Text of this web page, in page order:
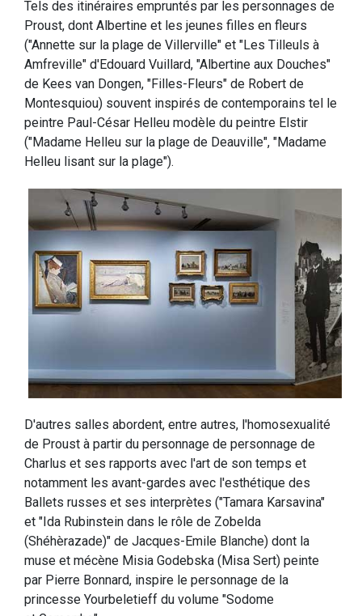
Tels des itinéraires empruntés par les personnages de
Proust, dont Albertine et les jeunes filles en fleurs
("Annette sur la plage de Villerville" et "Les Tilleuls à
Amfreville" d'Edouard Vuillard, "Albertine aux Douches"
de Kees van Dongen, "Filles-Fleurs" de Robert de
Montesquiou) souvent inspirés de contemporains tel le
peintre Paul-César Helleu modèle du peintre Elstir
("Madame Helleu sur la plage de Deauville", "Madame
Helleu lisant sur la plage").
D'autres salles abordent, entre autres, l'homosexualité
de Proust à partir du personnage de personnage de
Charlus et ses rapports avec l'art de son temps et
notamment les avant-gardes avec l'esthétique des
Ballets russes et ses interprètes ("Tamara Karsavina"
et "Ida Rubinstein dans le rôle de Zobelda
(Shéhèrazade)" de Jacques-Emile Blanche) dont la
muse et mécène Misia Godebska (Misa Sert) peinte
par Pierre Bonnard, inspire le personnage de la
princesse Yourbeletieff du volume "Sodome